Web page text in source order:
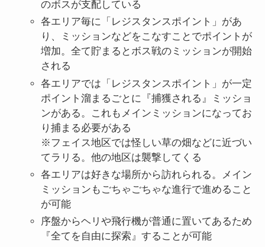
のボスが支配している
各エリア毎に「レジスタンスポイント」があ
り、ミッションなどをこなすことでポイントが
増加。全て貯まるとボス戦のミッションが開始
される
各エリアでは「レジスタンスポイント」が一定
ポイント溜まるごとに『捕獲される』ミッショ
ンがある。これもメインミッションになってお
り捕まる必要がある
※フェイス地区では怪しい草の畑などに近づい
てラリる。他の地区は襲撃してくる
各エリアは好きな場所から訪れられる。メイン
ミッションもごちゃごちゃな進行で進めること
が可能
序盤からヘリや飛行機が普通に置いてあるため
『全てを自由に探索』することが可能